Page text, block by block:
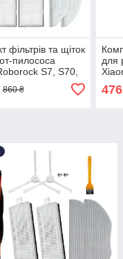
фільтрів та щіток
пилососа
S7, S70,
S7, Max Ultra
860 ₴
для
476